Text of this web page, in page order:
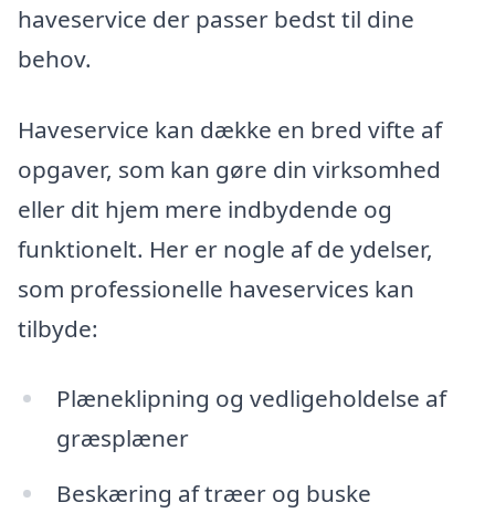
haveservice der passer bedst til dine
behov.
Haveservice kan dække en bred vifte af
opgaver, som kan gøre din virksomhed
eller dit hjem mere indbydende og
funktionelt. Her er nogle af de ydelser,
som professionelle haveservices kan
tilbyde:
Plæneklipning og vedligeholdelse af
græsplæner
Beskæring af træer og buske